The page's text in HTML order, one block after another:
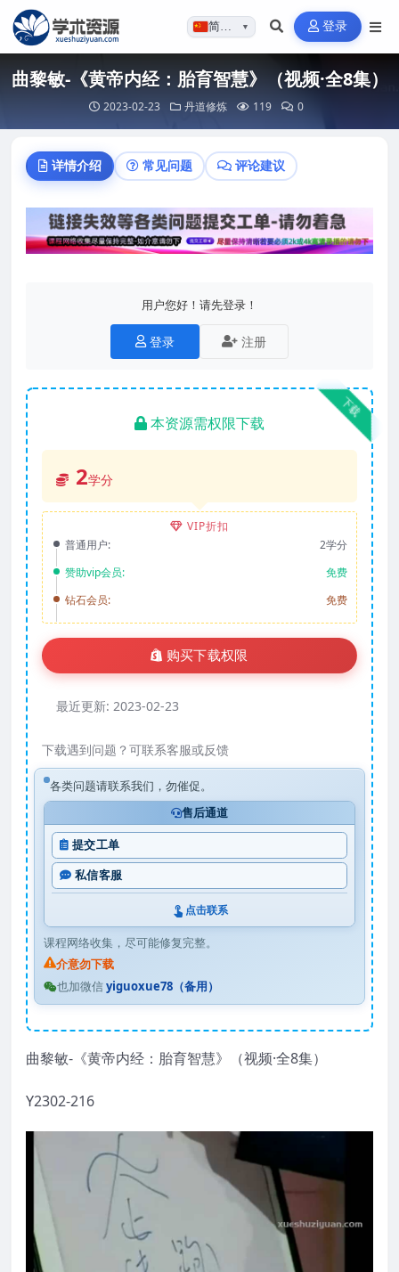
简体…▼ 登录
曲黎敏-《黄帝内经：胎育智慧》（视频·全8集）
2023-02-23 丹道修炼 119 0
详情介绍 常见问题 评论建议
用户您好！请先登录！
登录 注册
下载
本资源需权限下载
2学分
VIP折扣
普通用户:
2学分
赞助vip会员:
免费
钻石会员:
免费
购买下载权限
最近更新: 2023-02-23
下载遇到问题？可联系客服或反馈
各类问题请联系我们，勿催促。
售后通道
提交工单
私信客服
点击联系
课程网络收集，尽可能修复完整。
介意勿下载
也加微信yiguoxue78（备用）
曲黎敏-《黄帝内经：胎育智慧》（视频·全8集）
Y2302-216